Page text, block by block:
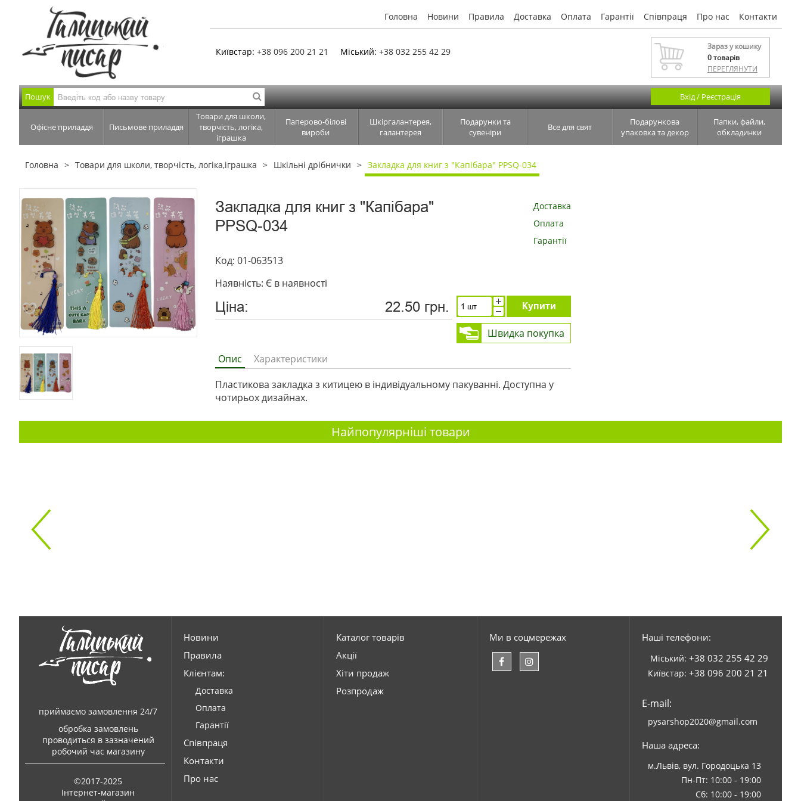
Головна Новини Правила Доставка Оплата Гарантії Співпраця Про нас Контакти
Київстар: +38 096 200 21 21 Міський: +38 032 255 42 29
Зараз у кошику
0товарів
ПЕРЕГЛЯНУТИ
Пошук Вхід / Реєстрація
Офісне приладдя Письмове приладдя
Товари для школи,
творчість, логіка,
іграшка
Паперово-білові
вироби
Шкіргалантерея,
галантерея
Подарунки та
сувеніри
Все для свят
Подарункова
упаковка та декор
Папки, файли,
обкладинки
Головна Товари для школи, творчість, логіка,іграшка Шкільні дрібнички Закладка для книг з "Капібара" PPSQ-034
Закладка для книг з "Капібара"
PPSQ-034
Код: 01-063513
Наявність: Є в наявності
Ціна: 22.50 грн.
Доставка
Оплата
Гарантії
Купити
Швидка покупка
Опис
Характеристики
Пластикова закладка з китицею в індивідуальному пакуванні. Доступна у
чотирьох дизайнах.
Найпопулярніші товари
приймаємо замовлення 24/7
обробка замовлень
проводиться в зазначений
робочий час магазину
©2017-2025
Інтернет-магазин
Новини
Правила
Клієнтам:
Доставка
Оплата
Гарантії
Співпраця
Контакти
Про нас
Каталог товарів
Акції
Хіти продаж
Розпродаж
Ми в соцмережах Наші телефони:
Міський: +38 032 255 42 29
Київстар: +38 096 200 21 21
E-mail:
pysarshop2020@gmail.com
Наша адреса:
м.Львів, вул. Городоцька 13
Пн-Пт: 10:00 - 19:00
Сб: 10:00 - 19:00